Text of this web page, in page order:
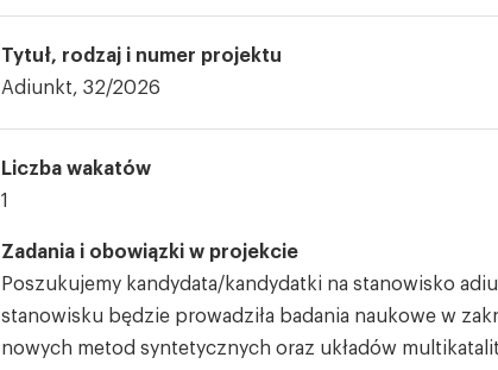
Tytuł, rodzaj i numer projektu
Adiunkt, 32/2026
Liczba wakatów
1
Zadania i obowiązki w projekcie
Poszukujemy kandydata/kandydatki na stanowisko
stanowisku będzie prowadziła badania naukowe w
nowych metod syntetycznych oraz układów